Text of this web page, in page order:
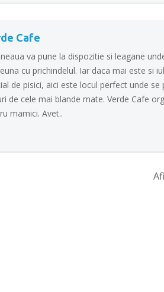
Cafe
va pune la dispozitie si leagane
cu prichindelul. Iar daca mai este si
de pisici, aici este locul perfect unde
de cele mai blande mate. Verde Cafe
mamici. Avet..